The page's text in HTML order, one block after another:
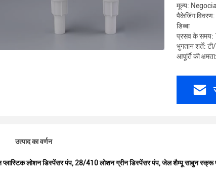
मूल्य:
पैकेजिंग विवरण:
डिब्बा
प्रसव के समय:
भुगतान शर्तें:
आपूर्ति की
उत्पाद का वर्णन
प्लास्टिक लोशन डिस्पेंसर पंप, 28/410 लोशन ग्रीन डिस्पेंसर पंप,जेल शैम्पू साबुन स्क्रू